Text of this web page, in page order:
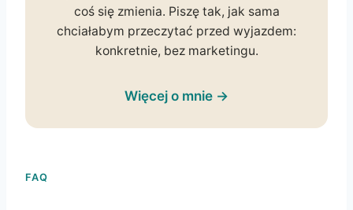
coś się zmienia. Piszę tak, jak sama
chciałabym przeczytać przed wyjazdem:
konkretnie, bez marketingu.
Więcej o mnie →
FAQ